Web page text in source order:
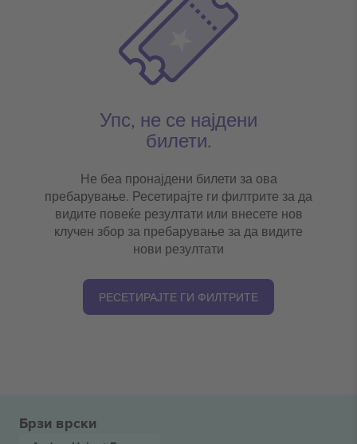
Упс, не се најдени
билети.
Не беа пронајдени билети за ова
пребарување. Ресетирајте ги филтрите за да
видите повеќе резултати или внесете нов
клучен збор за пребарување за да видите
нови резултати
РЕСЕТИРАЈТЕ ГИ ФИЛТРИТЕ
Брзи врски